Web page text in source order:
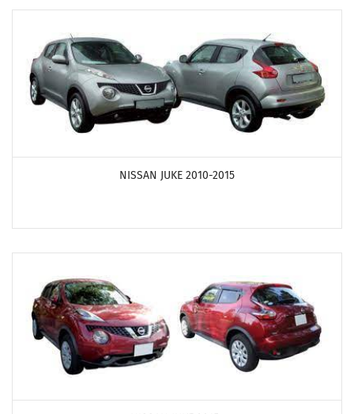
NISSAN JUKE 2010-2015